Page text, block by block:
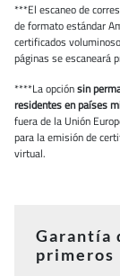
***El escaneo de
de formato estándar
certificados
páginas se escaneará
****La opciónsin
residentes en países
fuera de la Unión
para la emisión de
virtual.
Garantía
primeros